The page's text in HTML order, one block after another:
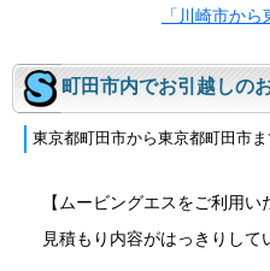
「川崎市か
町田市内でお引越しの
東京都町田市から東京都町田市
【ムービングエスをご利用い
見積もり内容がはっきりして